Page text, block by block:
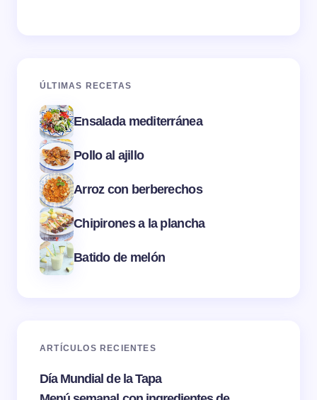
ÚLTIMAS RECETAS
Ensalada mediterránea
Pollo al ajillo
Arroz con berberechos
Chipirones a la plancha
Batido de melón
ARTÍCULOS RECIENTES
Día Mundial de la Tapa